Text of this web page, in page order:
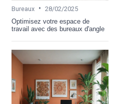
Bureaux • 28/02/2025
Optimisez votre espace de
travail avec des bureaux d'angle